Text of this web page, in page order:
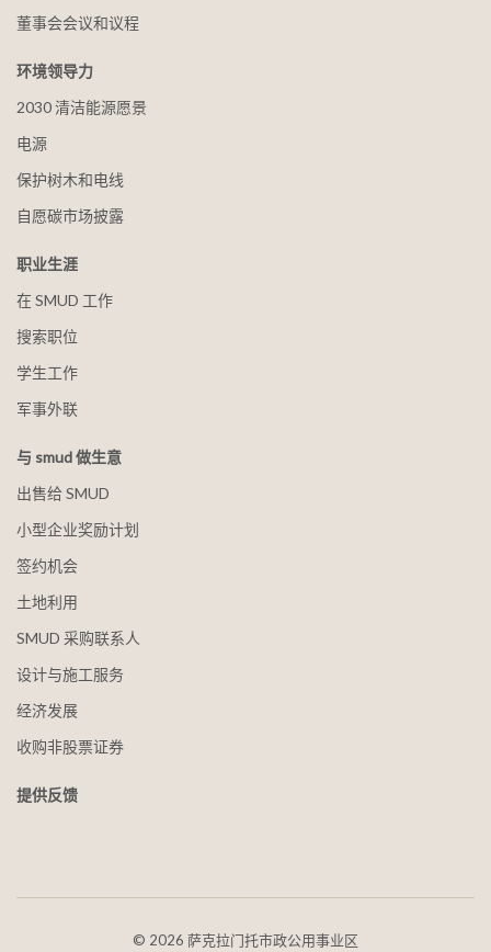
董事会会议和议程
环境领导力
2030 清洁能源愿景
电源
保护树木和电线
自愿碳市场披露
职业生涯
在 SMUD 工作
搜索职位
学生工作
军事外联
与 smud 做生意
出售给 SMUD
小型企业奖励计划
签约机会
土地利用
SMUD 采购联系人
设计与施工服务
经济发展
收购非股票证券
提供反馈
© 2026 萨克拉门托市政公用事业区